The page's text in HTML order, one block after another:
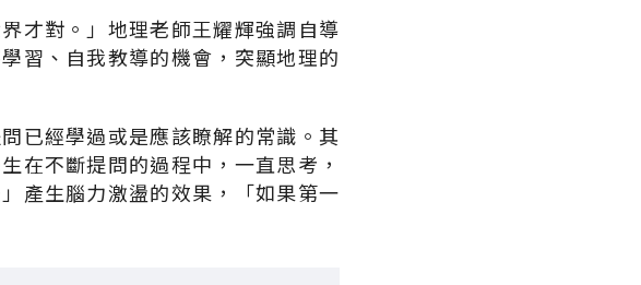
才對。」地理老師王耀輝強調自導
習、自我教導的機會，突顯地理的
已經學過或是應該瞭解的常識。其
在不斷提問的過程中，一直思考，
產生腦力激盪的效果，「如果第一